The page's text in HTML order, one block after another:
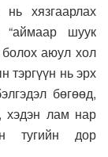
хязгаарлах
“аймаар шуук
болох аюул хол
нь эрх
бөгөөд,
хэдэн лам нар
тугийн дор